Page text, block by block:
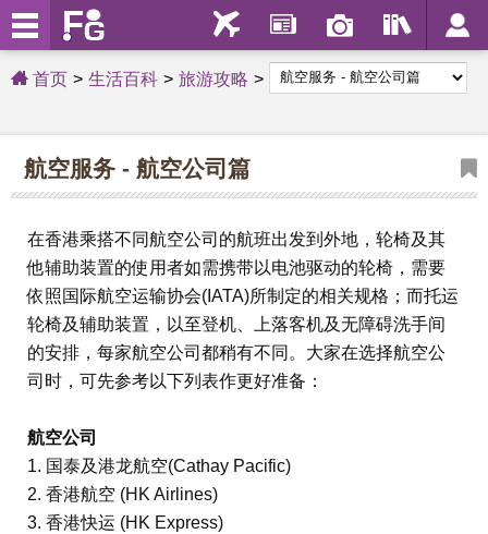
首页 生活百科 旅游攻略
航空服务 - 航空公司篇
在香港乘搭不同航空公司的航班出发到外地，轮椅及其
他辅助装置的使用者如需携带以电池驱动的轮椅，需要
依照国际航空运输协会(IATA)所制定的相关规格；而托运
轮椅及辅助装置，以至登机、上落客机及无障碍洗手间
的安排，每家航空公司都稍有不同。大家在选择航空公
司时，可先参考以下列表作更好准备：
航空公司
1. 国泰及港龙航空(Cathay Pacific)
2. 香港航空 (HK Airlines)
3. 香港快运 (HK Express)